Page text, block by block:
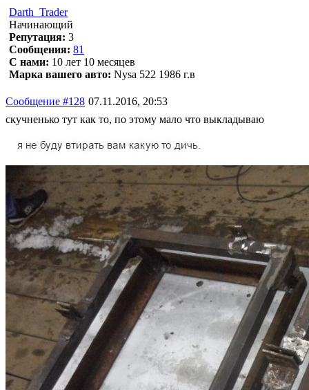
Darth_Trader
Начинающий
Репутация: 3
Сообщения: 81
С нами: 10 лет 10 месяцев
Марка вашего авто: Nysa 522 1986 г.в
Сообщение #128 07.11.2016, 20:53
скучненько тут как то, по этому мало что выкладываю